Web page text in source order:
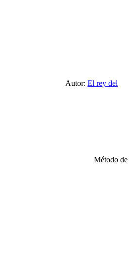
Autor: El rey del
Método de